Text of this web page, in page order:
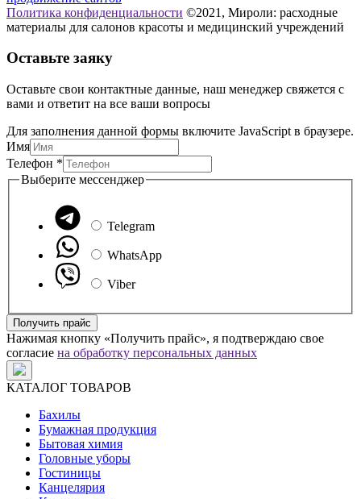
Политика конфиденциальности ©2021, Мироли: расходные
материалы для салонов красоты и медицинский учреждений
Оставьте заяку
Оставьте свои контактные данные, наш менеджер свяжется с
вами и ответит на все ваши вопросы
Для заполнения данной формы включите JavaScript в браузере.
Имя
Телефон
мессенджер
Телефон *
Выберите мессенджер
Telegram
WhatsApp
Viber
Получить прайс
Нажимая кнопку «Получить прайс», я подтверждаю свое
согласие на обработку персональных данных
КАТАЛОГ ТОВАРОВ
Бахилы
Бумажная продукция
Бытовая химия
Головные уборы
Гостиницы
Канцелярия